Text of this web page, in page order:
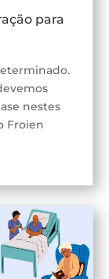
para
nestes
Froien